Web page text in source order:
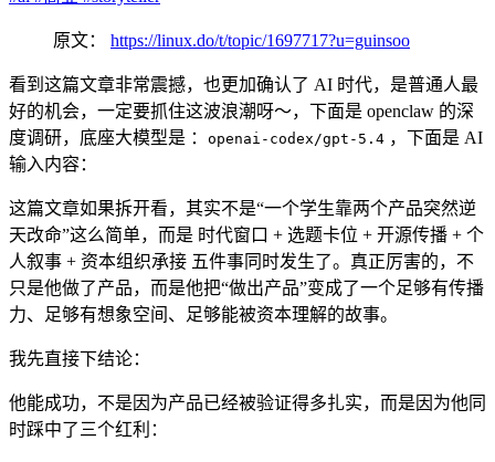
原文： https://linux.do/t/topic/1697717?u=guinsoo
看到这篇文章非常震撼，也更加确认了 AI 时代，是普通人最
好的机会，一定要抓住这波浪潮呀～，下面是 openclaw 的深
度调研，底座大模型是 ： openai-codex/gpt-5.4 ，下面是 AI
输入内容：
这篇文章如果拆开看，其实不是“一个学生靠两个产品突然逆
天改命”这么简单，而是 时代窗口 + 选题卡位 + 开源传播 + 个
人叙事 + 资本组织承接 五件事同时发生了。真正厉害的，不
只是他做了产品，而是他把“做出产品”变成了一个足够有传播
力、足够有想象空间、足够能被资本理解的故事。
我先直接下结论：
他能成功，不是因为产品已经被验证得多扎实，而是因为他同
时踩中了三个红利：